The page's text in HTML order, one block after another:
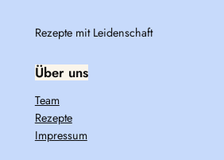
Rezepte mit Leidenschaft
Über uns
Team
Rezepte
Impressum